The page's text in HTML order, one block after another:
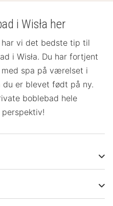
i Wisła her
vi det bedste tip til
i Wisła. Du har fortjent
spa på værelset i
du er blevet født på ny.
boblebad hele